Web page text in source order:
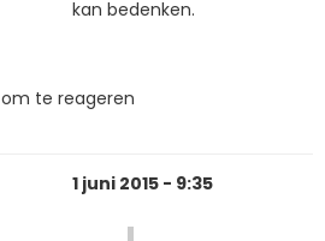
kan bedenken.
om te reageren
1 juni 2015 - 9:35